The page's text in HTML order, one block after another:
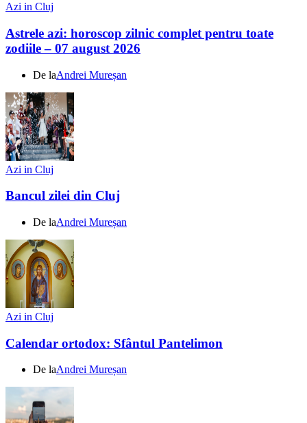
Azi in Cluj
Astrele azi: horoscop zilnic complet pentru toate
zodiile – 07 august 2026
De laAndrei Mureșan
Azi in Cluj
Bancul zilei din Cluj
De laAndrei Mureșan
Azi in Cluj
Calendar ortodox: Sfântul Pantelimon
De laAndrei Mureșan